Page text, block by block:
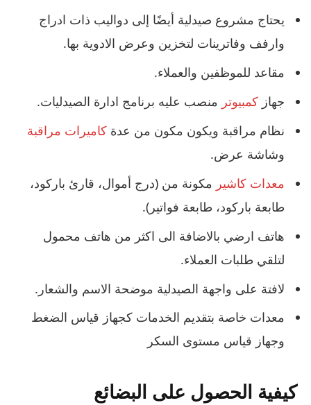
يحتاج مشروع صيدلية أيضًا إلى دواليب ذات ادراج
وارفف وفاترينات لتخزين وعرض الادوية بها.
مقاعد للموظفين والعملاء.
جهاز كمبيوتر منصب عليه برنامج ادارة الصيدليات.
نظام مراقبة ويكون مكون من عدة كاميرات مراقبة
وشاشة عرض.
معدات كاشير مكونة من (درج أموال، قارئ باركود،
طابعة باركود، طابعة فواتير).
هاتف ارضي بالاضافة الى اكثر من هاتف محمول
لتلقي طلبات العملاء.
لافتة على واجهة الصيدلية موضحة الاسم والشعار.
معدات خاصة بتقديم الخدمات كجهاز قياس الضغط
وجهاز قياس مستوى السكر
كيفية الحصول على البضائع